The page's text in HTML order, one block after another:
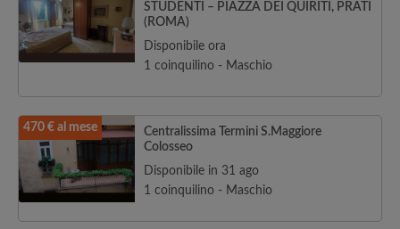
STUDENTI – PIAZZA DEI QUIRITI, PRATI
(ROMA)
Disponibile ora
1 coinquilino - Maschio
470 € al mese
Centralissima Termini S.Maggiore
Colosseo
Disponibile in 31 ago
1 coinquilino - Maschio